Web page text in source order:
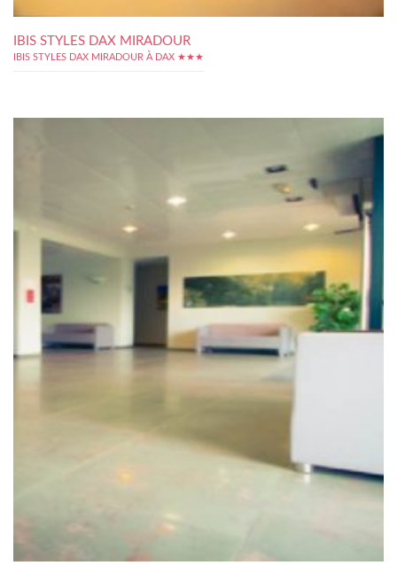
IBIS STYLES DAX MIRADOUR
IBIS STYLES DAX MIRADOUR À DAX ★★★